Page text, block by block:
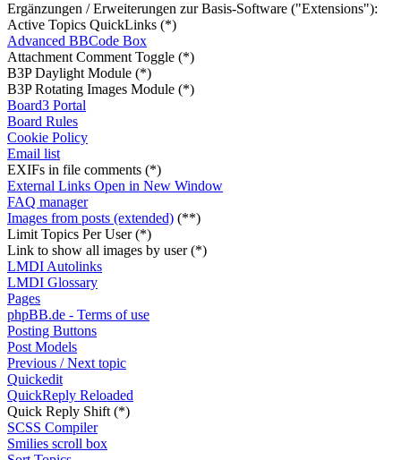
Ergänzungen / Erweiterungen zur Basis-Software ("Extensions"):
Active Topics QuickLinks (*)
Advanced BBCode Box
Attachment Comment Toggle (*)
B3P Daylight Module (*)
B3P Rotating Images Module (*)
Board3 Portal
Board Rules
Cookie Policy
Email list
EXIFs in file comments (*)
External Links Open in New Window
FAQ manager
Images from posts (extended) (**)
Limit Topics Per User (*)
Link to show all images by user (*)
LMDI Autolinks
LMDI Glossary
Pages
phpBB.de - Terms of use
Posting Buttons
Post Models
Previous / Next topic
Quickedit
QuickReply Reloaded
Quick Reply Shift (*)
SCSS Compiler
Smilies scroll box